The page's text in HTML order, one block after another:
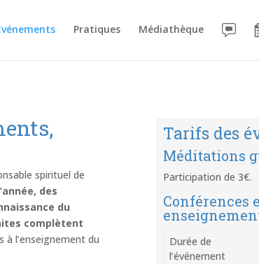
Pratiques Médiathèque
spirituel de
des
du
complètent
à l’enseignement du
Tarifs des
Méditations
Participation de 3€.
Conférences
Durée de
l’événement